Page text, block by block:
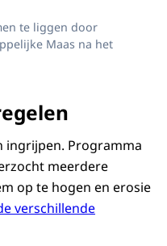
te liggen door
Maas na het
ingrijpen. Programma
meerdere
op te hogen en erosie
verschillende